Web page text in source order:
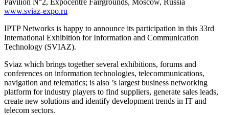
www.sviaz-expo.ru
IPTP Networks is happy to announce its participation in this 33rd
International Exhibition for Information and Communication
Technology (SVIAZ).
Sviaz which brings together several exhibitions, forums and
conferences on information technologies, telecommunications,
navigation and telematics; is also ’s largest business networking
platform for industry players to find suppliers, generate sales leads,
create new solutions and identify development trends in IT and
telecom sectors.